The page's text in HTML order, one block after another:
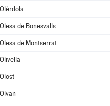
Olèrdola
Olesa de Bonesvalls
Olesa de Montserrat
Olivella
Olost
Olvan